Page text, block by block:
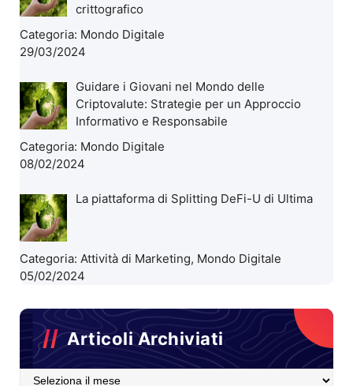
crittografico
Categoria: Mondo Digitale
29/03/2024
Guidare i Giovani nel Mondo delle
Criptovalute: Strategie per un Approccio
Informativo e Responsabile
Categoria: Mondo Digitale
08/02/2024
La piattaforma di Splitting DeFi-U di Ultima
Categoria: Attività di Marketing, Mondo Digitale
05/02/2024
Articoli Archiviati
Articoli